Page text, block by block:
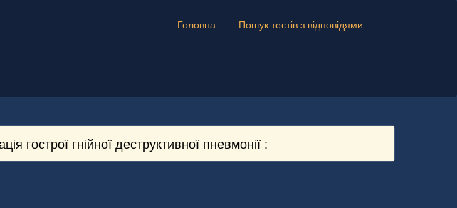
Головна Пошук тестів з відповідями
гострої гнійної деструктивної пневмонії :